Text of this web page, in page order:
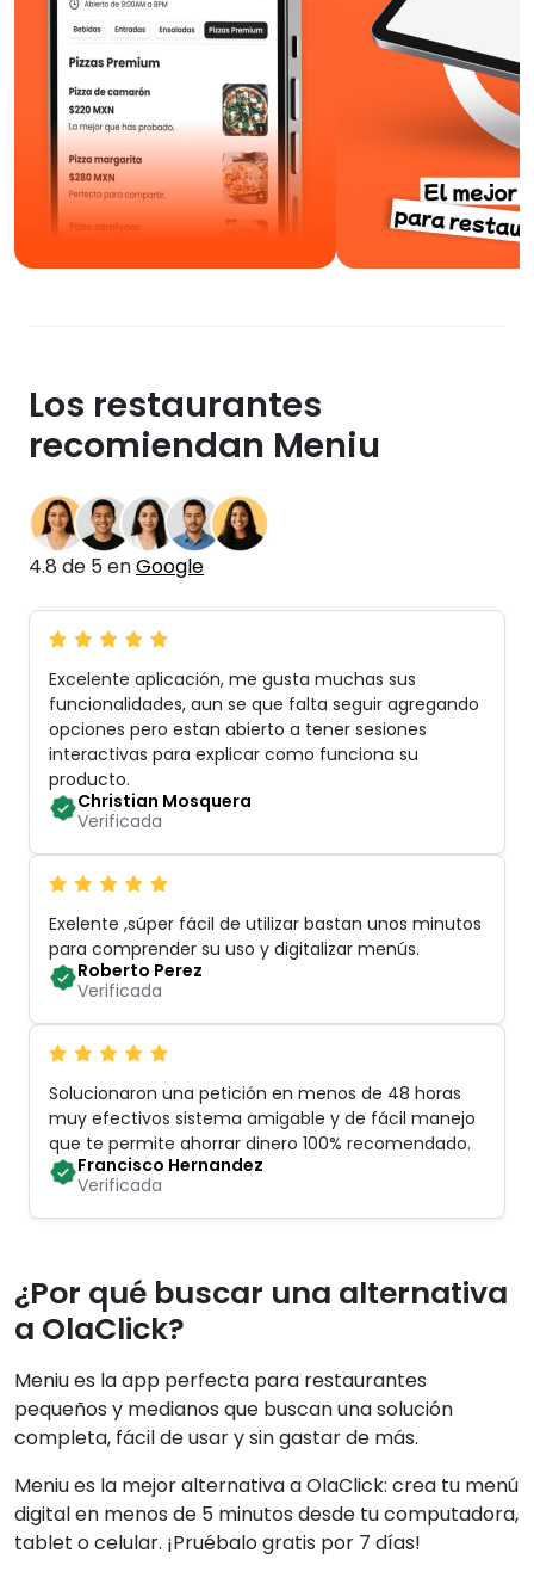
Los restaurantes
recomiendan Meniu
4.8 de 5 enGoogle
Excelente aplicación, me gusta muchas sus
funcionalidades, aun se que falta seguir agregando
opciones pero estan abierto a tener sesiones
interactivas para explicar como funciona su
producto.
Christian Mosquera
Verificada
Exelente ,súper fácil de utilizar bastan unos minutos
para comprender su uso y digitalizar menús.
Roberto Perez
Verificada
Solucionaron una petición en menos de 48 horas
muy efectivos sistema amigable y de fácil manejo
que te permite ahorrar dinero 100% recomendado.
Francisco Hernandez
Verificada
¿Por qué buscar una alternativa
a OlaClick?
Meniu es la app perfecta para restaurantes
pequeños y medianos que buscan una solución
completa, fácil de usar y sin gastar de más.
Meniu es la mejor alternativa a OlaClick: crea tu menú
digital en menos de 5 minutos desde tu computadora,
tablet o celular. ¡Pruébalo gratis por 7 días!